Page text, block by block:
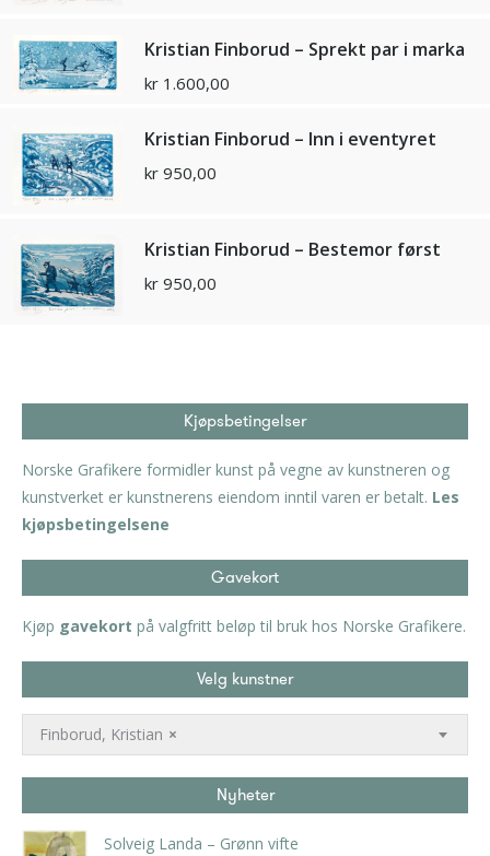
Kristian Finborud – Sprekt par i marka
kr 1.600,00
Kristian Finborud – Inn i eventyret
kr 950,00
Kristian Finborud – Bestemor først
kr 950,00
Kjøpsbetingelser
Norske Grafikere formidler kunst på vegne av kunstneren og
kunstverket er kunstnerens eiendom inntil varen er betalt. Les
kjøpsbetingelsene
Gavekort
Kjøp gavekort på valgfritt beløp til bruk hos Norske Grafikere.
Velg kunstner
×
Finborud, Kristian
Nyheter
Solveig Landa – Grønn vifte